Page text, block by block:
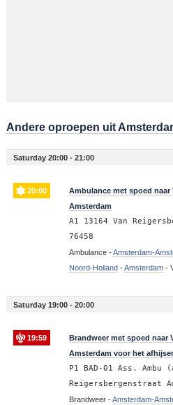
Andere oproepen uit
Saturday 20:00 - 21:00
20:00
Ambulance met spoed naar
Amsterdam
A1 13164 Van
76458
Ambulance -Amsterdam-
Noord-Holland -Amsterdam-
Saturday 19:00 - 20:00
19:59
Brandweer met spoed naar
Amsterdam voor het
P1 BAD-01 Ass.
Reigersbergenstraat
Brandweer -Amsterdam-